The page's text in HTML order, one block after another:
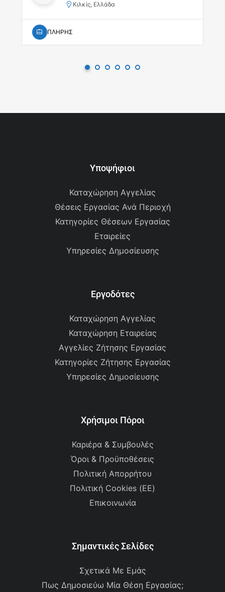
Κιλκίς, Ελλάδα
ΠΛΗΡΗΣ
Υποψήφιοι
Καταχώρηση Αγγελίας
Θέσεις Εργασίας Ανά Περιοχή
Κατηγορίες Θέσεων Εργασίας
Εταιρείες
Υπηρεσίες Δημοσίευσης
Εργοδότες
Καταχώρηση Αγγελίας
Καταχώρηση Εταιρείας
Αγγελίες Ζήτησης Εργασίας
Κατηγορίες Ζήτησης Εργασίας
Υπηρεσίες Δημοσίευσης
Χρήσιμοι Πόροι
Καριέρα & Συμβουλές
Όροι & Προϋποθέσεις
Πολιτική Απορρήτου
Πολιτική Cookies (ΕΕ)
Επικοινωνία
Σημαντικές Σελίδες
Σχετικά Με Εμάς
Πως Δημοσιεύω Μία Θέση Εργασίας;